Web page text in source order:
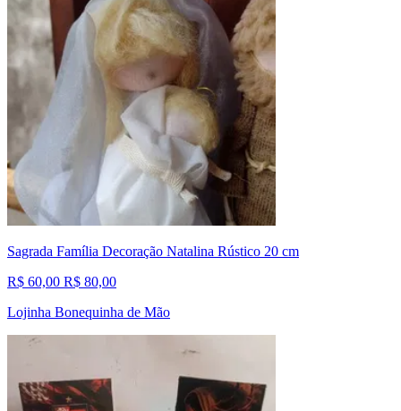
Sagrada Família Decoração Natalina Rústico 20 cm
R$ 60,00 R$ 80,00
Lojinha Bonequinha de Mão